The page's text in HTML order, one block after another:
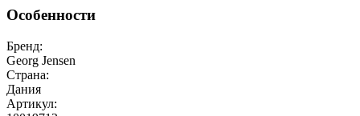
Особенности
Бренд:
Georg Jensen
Страна:
Дания
Артикул: